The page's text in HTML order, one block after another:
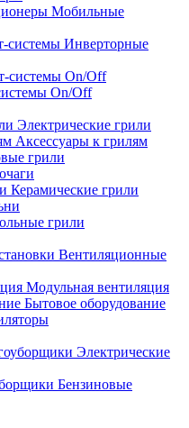
Мобильные
Инверторные
On/Off
Электрические грили
Аксессуары к грилям
грили
Керамические грили
грили
Вентиляционные
Модульная вентиляция
Бытовое оборудование
Электрические
Бензиновые